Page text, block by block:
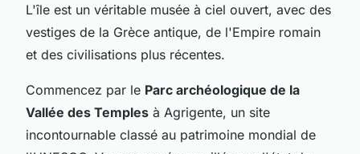
L'île est un véritable musée à ciel ouvert, avec des
vestiges de la Grèce antique, de l'Empire romain
et des civilisations plus récentes.
Commencez par le Parc archéologique de la
Vallée des Temples à Agrigente, un site
incontournable classé au patrimoine mondial de